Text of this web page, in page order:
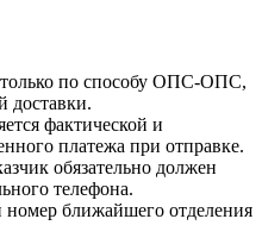
только по способу ОПС-ОПС,
доставки.
фактической и
платежа при отправке.
обязательно должен
телефона.
номер ближайшего отделения